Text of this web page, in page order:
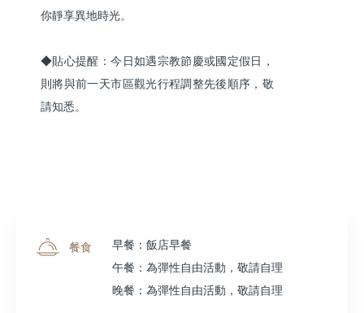
你靜享異地時光。
◆貼心提醒：今日如遇宗教節慶或國定假日，
則將與前一天市區觀光行程調整先後順序，敬
請知悉。
餐食
早餐：飯店早餐
午餐：為彈性自由活動，敬請自理
晚餐：為彈性自由活動，敬請自理